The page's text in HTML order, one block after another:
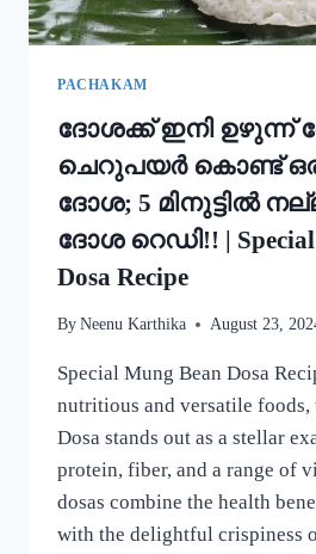
RECIPE
PACHAKAM
ദോശക്ക് ഇനി ഉഴുന്ന്
ചെറുപയർ കൊണ്ട്
ദോശ; 5 മിനുട്ടിൽ
ദോശ റെഡി!! | Special
Dosa Recipe
By Neenu Karthika August 23,
Special Mung Bean Dosa
nutritious and versatile foods,
Dosa stands out as a stellar
protein, fiber, and a range of
dosas combine the health
with the delightful crispiness